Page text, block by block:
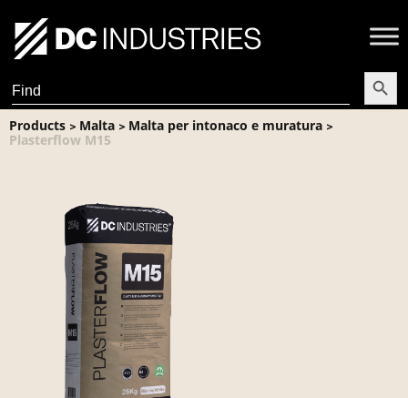
Search
for:
Search
Products > Malta > Malta per intonaco e muratura >
Plasterflow M15